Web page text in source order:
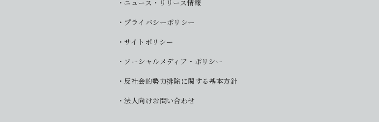
ニュース・リリース情報
プライバシーポリシー
サイトポリシー
ソーシャルメディア・ポリシー
反社会的勢力排除に関する基本方針
法人向けお問い合わせ